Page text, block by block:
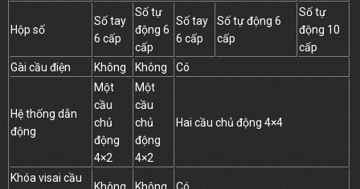
Hộp số
Số tay
6 cấp
Số tự
động 6
cấp
Số tay
6 cấp
Số tự động 6
cấp
Số tự
động 10
cấp
Gài cầu điện
Không Không Có
Hệ thống dẫn
động
Một
cầu
chủ
động
4×2
Một
cầu
chủ
động
4×2
Hai cầu chủ động 4×4
Khóa visai cầu